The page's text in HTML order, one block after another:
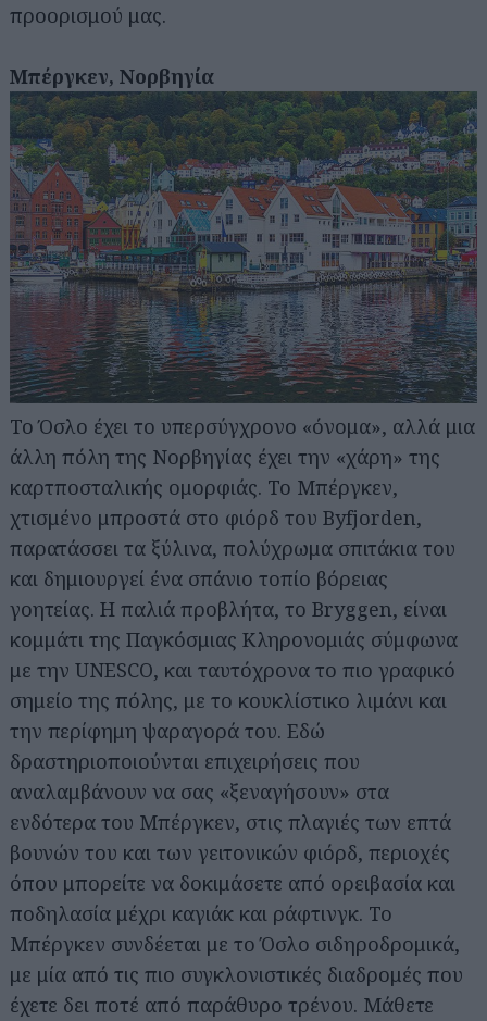
προορισμού μας.
Μπέργκεν, Νορβηγία
Το Όσλο έχει το υπερσύγχρονο «όνομα», αλλά μια
άλλη πόλη της Νορβηγίας έχει την «χάρη» της
καρτποσταλικής ομορφιάς. Το Μπέργκεν,
χτισμένο μπροστά στο φιόρδ του Byfjorden,
παρατάσσει τα ξύλινα, πολύχρωμα σπιτάκια του
και δημιουργεί ένα σπάνιο τοπίο βόρειας
γοητείας. Η παλιά προβλήτα, το Bryggen, είναι
κομμάτι της Παγκόσμιας Κληρονομιάς σύμφωνα
με την UNESCO, και ταυτόχρονα το πιο γραφικό
σημείο της πόλης, με το κουκλίστικο λιμάνι και
την περίφημη ψαραγορά του. Εδώ
δραστηριοποιούνται επιχειρήσεις που
αναλαμβάνουν να σας «ξεναγήσουν» στα
ενδότερα του Μπέργκεν, στις πλαγιές των επτά
βουνών του και των γειτονικών φιόρδ, περιοχές
όπου μπορείτε να δοκιμάσετε από ορειβασία και
ποδηλασία μέχρι καγιάκ και ράφτινγκ. Το
Μπέργκεν συνδέεται με το Όσλο σιδηροδρομικά,
με μία από τις πιο συγκλονιστικές διαδρομές που
έχετε δει ποτέ από παράθυρο τρένου. Μάθετε